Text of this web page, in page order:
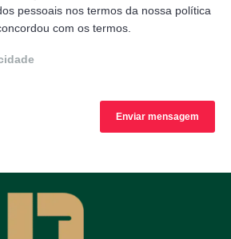
pessoais nos termos da nossa política
com os termos.